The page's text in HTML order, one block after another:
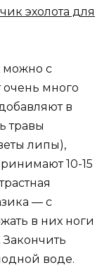
эхолота для
можно с
очень много
в
травы
липы),
10-15
— с
в них ноги
воде.